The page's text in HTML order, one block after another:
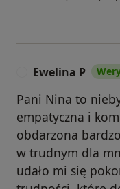
Ewelina P
Pani Nina to
empatyczna i
obdarzona
w trudnym dla
udało mi się